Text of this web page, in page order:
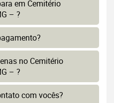
em Cemitério
– ?
no Cemitério
– ?
com vocês?